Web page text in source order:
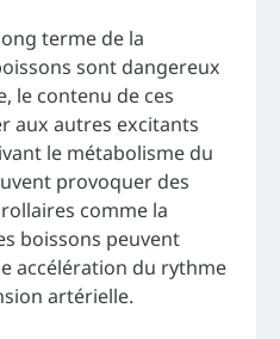
terme de la
sont dangereux
le contenu de ces
aux autres excitants
le métabolisme du
provoquer des
comme la
boissons peuvent
accélération du rythme
artérielle.